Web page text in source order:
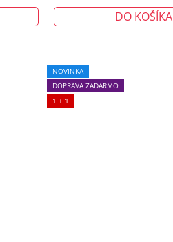
DO KOŠÍKA
NOVINKA
DOPRAVA ZADARMO
1 + 1